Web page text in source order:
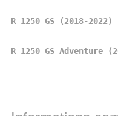
R 1250 GS (2018-2022)
R 1250 GS Adventure